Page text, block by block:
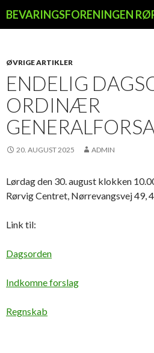
ØVRIGE ARTIKLER
ENDELIG
ORDINÆR
20. AUGUST 2025 ADMIN
Lørdag den 30. august klokken
Rørvig Centret, Nørrevangsvej 49,
Link til:
Dagsorden
Indkomne forslag
Regnskab